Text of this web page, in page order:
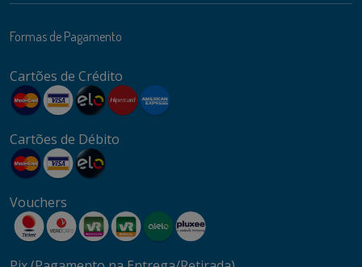
Formas de Pagamento
Cartões de Crédito
Cartões de Débito
Vouchers